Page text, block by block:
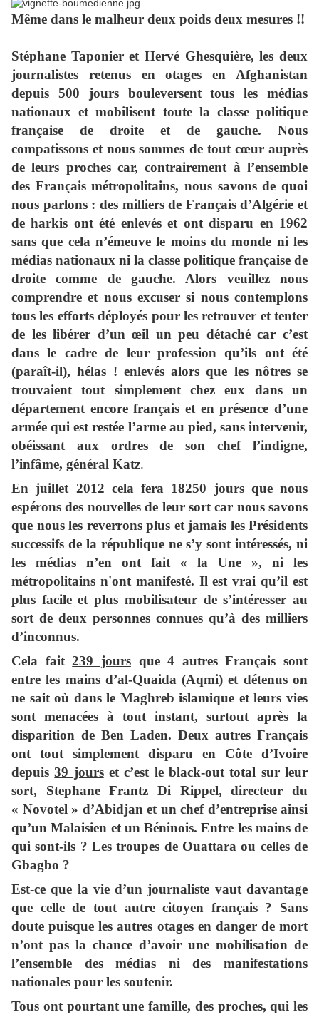
Même dans le malheur deux poids deux mesures !!
Stéphane Taponier et Hervé Ghesquière, les deux
journalistes retenus en otages en Afghanistan
depuis 500 jours bouleversent tous les médias
nationaux et mobilisent toute la classe politique
française de droite et de gauche. Nous
compatissons et nous sommes de tout cœur auprès
de leurs proches car, contrairement à l’ensemble
des Français métropolitains, nous savons de quoi
nous parlons : des milliers de Français d’Algérie et
de harkis ont été enlevés et ont disparu en 1962
sans que cela n’émeuve le moins du monde ni les
médias nationaux ni la classe politique française de
droite comme de gauche. Alors veuillez nous
comprendre et nous excuser si nous contemplons
tous les efforts déployés pour les retrouver et tenter
de les libérer d’un œil un peu détaché car c’est
dans le cadre de leur profession qu’ils ont été
(paraît-il), hélas ! enlevés alors que les nôtres se
trouvaient tout simplement chez eux dans un
département encore français et en présence d’une
armée qui est restée l’arme au pied, sans intervenir,
obéissant aux ordres de son chef l’indigne,
l’infâme, général Katz.
En juillet 2012 cela fera 18250 jours que nous
espérons des nouvelles de leur sort car nous savons
que nous les reverrons plus et jamais les Présidents
successifs de la république ne s’y sont intéressés, ni
les médias n’en ont fait « la Une », ni les
métropolitains n'ont manifesté. Il est vrai qu’il est
plus facile et plus mobilisateur de s’intéresser au
sort de deux personnes connues qu’à des milliers
d’inconnus.
Cela fait239 joursque 4 autres Français sont
entre les mains d’al-Quaida (Aqmi) et détenus on
ne sait où dans le Maghreb islamique et leurs vies
sont menacées à tout instant, surtout après la
disparition de Ben Laden. Deux autres Français
ont tout simplement disparu en Côte d’Ivoire
depuis39 jourset c’est le black-out total sur leur
sort, Stephane Frantz Di Rippel, directeur du
« Novotel » d’Abidjan et un chef d’entreprise ainsi
qu’un Malaisien et un Béninois. Entre les mains de
qui sont-ils ? Les troupes de Ouattara ou celles de
Gbagbo ?
Est-ce que la vie d’un journaliste vaut davantage
que celle de tout autre citoyen français ? Sans
doute puisque les autres otages en danger de mort
n’ont pas la chance d’avoir une mobilisation de
l’ensemble des médias ni des manifestations
nationales pour les soutenir.
Tous ont pourtant une famille, des proches, qui les